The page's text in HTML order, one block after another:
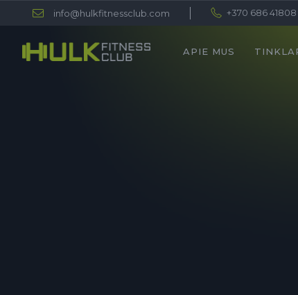
info@hulkfitnessclub.com +370 686 41808
APIE MUS